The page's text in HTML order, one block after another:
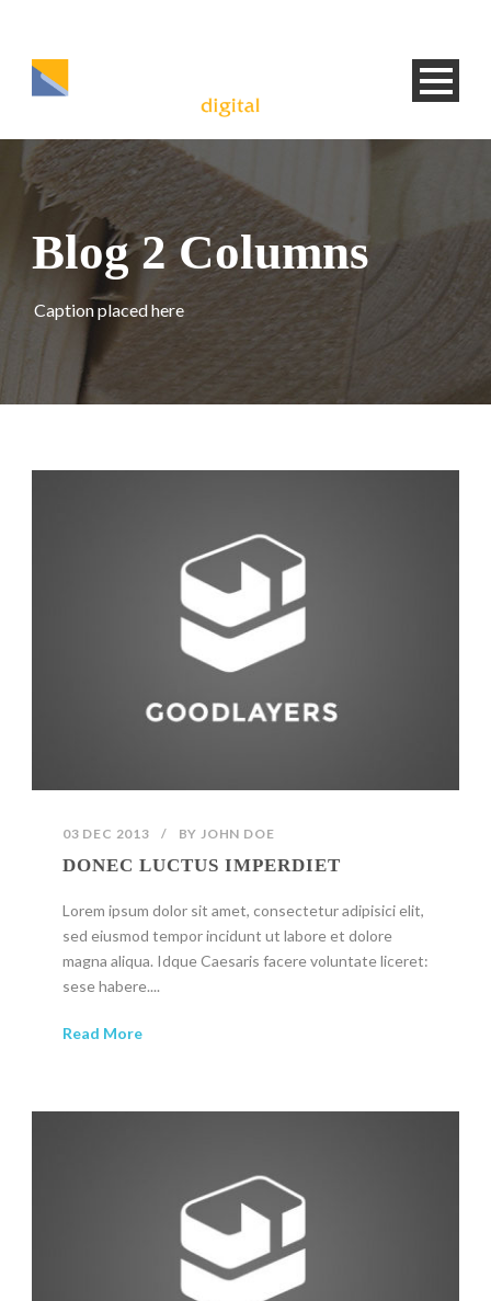
Blog 2 Columns
Caption placed here
03 DEC 2013 / BYJOHN DOE
DONEC LUCTUS IMPERDIET
Lorem ipsum dolor sit amet, consectetur adipisici elit,
sed eiusmod tempor incidunt ut labore et dolore
magna aliqua. Idque Caesaris facere voluntate liceret:
sese habere....
Read More